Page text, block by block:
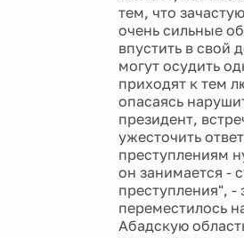
тем, что
очень сильные
впустить в свой
могут осудить
приходят к тем
опасаясь
президент,
ужесточить
преступлениям
он занимается -
преступления",
переместилось
Абадскую